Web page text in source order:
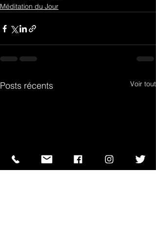
Méditation du Jour
Posts récents Voir tout